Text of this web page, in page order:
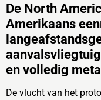
De North
Amerikaans
en volledig
De vlucht van het